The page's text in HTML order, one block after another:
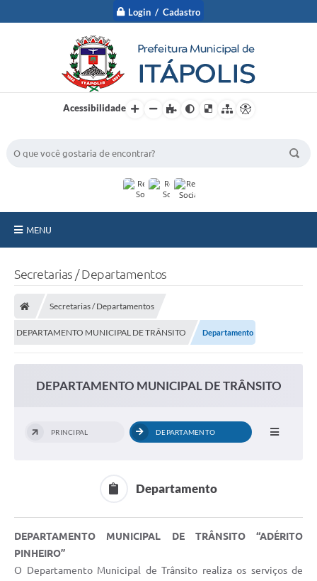
Login / Cadastro
Acessibilidade
MENU
Legislação
Plano Diretor
Planos de Tecnologia da Informação e Comunicação
Secretarias / Departamentos
Secretarias / Departamentos
DEPARTAMENTO MUNICIPAL DE TRÂNSITO Departamento
DEPARTAMENTO MUNICIPAL DE TRÂNSITO
PRINCIPAL DEPARTAMENTO
Departamento
DEPARTAMENTO MUNICIPAL DE TRÂNSITO “ADÉRITO
PINHEIRO”
O Departamento Municipal de Trânsito realiza os serviços de